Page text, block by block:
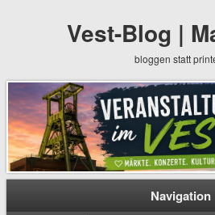
Vest-Blog |
bloggen statt
Navigation